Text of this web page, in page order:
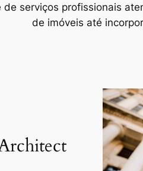
serviços profissionais
de imóveis até